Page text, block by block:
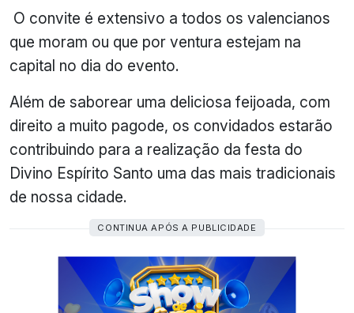
O convite é extensivo a todos os valencianos
que moram ou que por ventura estejam na
capital no dia do evento.
Além de saborear uma deliciosa feijoada, com
direito a muito pagode, os convidados estarão
contribuindo para a realização da festa do
Divino Espírito Santo uma das mais tradicionais
de nossa cidade.
CONTINUA APÓS A PUBLICIDADE